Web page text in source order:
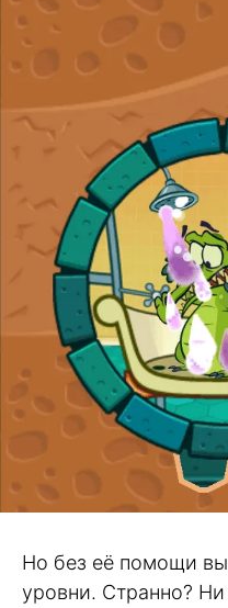
Но без её помощи
уровни. Странно? Ни